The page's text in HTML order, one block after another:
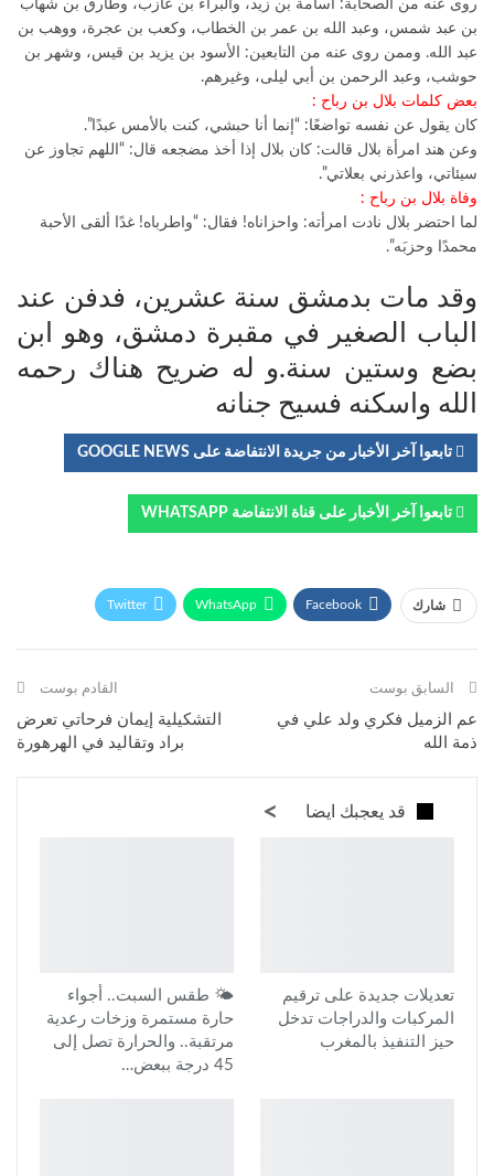
روى عنه من الصحابة: أسامة بن زيد، والبراء بن عازب، وطارق بن شهاب
بن عبد شمس، وعبد الله بن عمر بن الخطاب، وكعب بن عجرة، ووهب بن
عبد الله. وممن روى عنه من التابعين: الأسود بن يزيد بن قيس، وشهر بن
حوشب، وعبد الرحمن بن أبي ليلى، وغيرهم.
بعض كلمات بلال بن رباح :
كان يقول عن نفسه تواضعًا: “إنما أنا حبشي، كنت بالأمس عبدًا”.
وعن هند امرأة بلال قالت: كان بلال إذا أخذ مضجعه قال: “اللهم تجاوز عن
سيئاتي، واعذرني بعلاتي”.
وفاة بلال بن رباح :
لما احتضر بلال نادت امرأته: واحزاناه! فقال: “واطرباه! غدًا ألقى الأحبة
محمدًا وحزبَه”.
وقد مات بدمشق سنة عشرين، فدفن عند
الباب الصغير في مقبرة دمشق، وهو ابن
بضع وستين سنة.و له ضريح هناك رحمه
الله واسكنه فسيح جنانه
تابعوا آخر الأخبار من جريدة الانتفاضة على GOOGLE NEWS
تابعوا آخر الأخبار على قناة الانتفاضة WHATSAPP
شارك Facebook
WhatsApp
Twitter
السابق بوست
عم الزميل فكري ولد علي في
ذمة الله
القادم بوست
التشكيلية إيمان فرحاتي تعرض
براد وتقاليد في الهرهورة
قد يعجبك ايضا
تعديلات جديدة على ترقيم
المركبات والدراجات تدخل
حيز التنفيذ بالمغرب
🌤️ طقس السبت.. أجواء
حارة مستمرة وزخات رعدية
مرتقبة.. والحرارة تصل إلى
45 درجة ببعض…